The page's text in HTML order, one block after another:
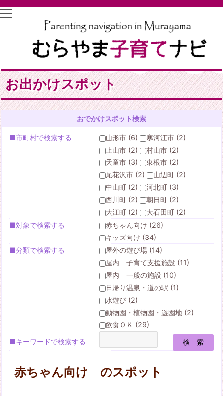
お出かけスポット
おでかけスポット検索
■市町村で検索する 山形市 (6)
寒河江市 (2)
上山市 (2)
村山市 (2)
天童市 (3)
東根市 (2)
尾花沢市 (2)
山辺町 (2)
中山町 (2)
河北町 (3)
西川町 (2)
朝日町 (2)
大江町 (2)
大石田町 (2)
■対象で検索する
赤ちゃん向け (26)
キッズ向け (34)
■分類で検索する
屋外の遊び場 (14)
屋内 子育て支援施設 (11)
屋内 一般の施設 (10)
日帰り温泉・道の駅 (1)
水遊び (2)
動物園・植物園・遊園地 (2)
飲食ＯＫ (29)
■キーワードで検索する
赤ちゃん向け のスポット